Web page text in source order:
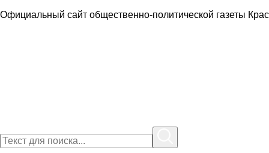
Официальный сайт общественно-политической газеты